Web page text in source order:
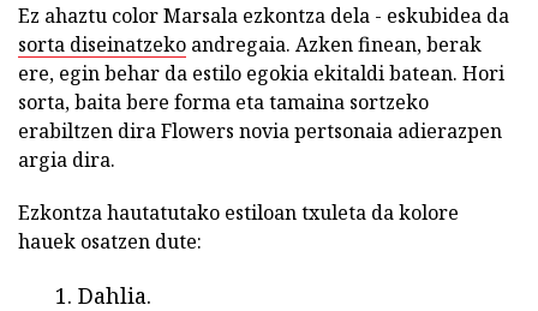
Ez ahaztu color Marsala ezkontza dela - eskubidea da
sorta diseinatzeko andregaia. Azken finean, berak
ere, egin behar da estilo egokia ekitaldi batean. Hori
sorta, baita bere forma eta tamaina sortzeko
erabiltzen dira Flowers novia pertsonaia adierazpen
argia dira.
Ezkontza hautatutako estiloan txuleta da kolore
hauek osatzen dute:
Dahlia.